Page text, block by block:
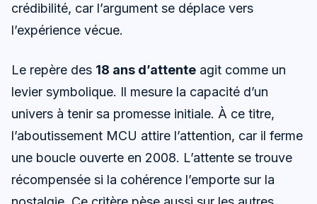
crédibilité, car l’argument se déplace vers
l’expérience vécue.
Le repère des 18 ans d’attente agit comme un
levier symbolique. Il mesure la capacité d’un
univers à tenir sa promesse initiale. À ce titre,
l’aboutissement MCU attire l’attention, car il ferme
une boucle ouverte en 2008. L’attente se trouve
récompensée si la cohérence l’emporte sur la